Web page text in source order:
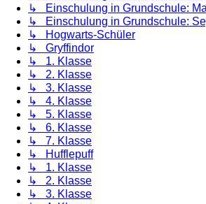
↳ Einschulung in Grundschule:
↳ Einschulung in Grundschule:
↳ Hogwarts-Schüler
↳ Gryffindor
↳ 1. Klasse
↳ 2. Klasse
↳ 3. Klasse
↳ 4. Klasse
↳ 5. Klasse
↳ 6. Klasse
↳ 7. Klasse
↳ Hufflepuff
↳ 1. Klasse
↳ 2. Klasse
↳ 3. Klasse